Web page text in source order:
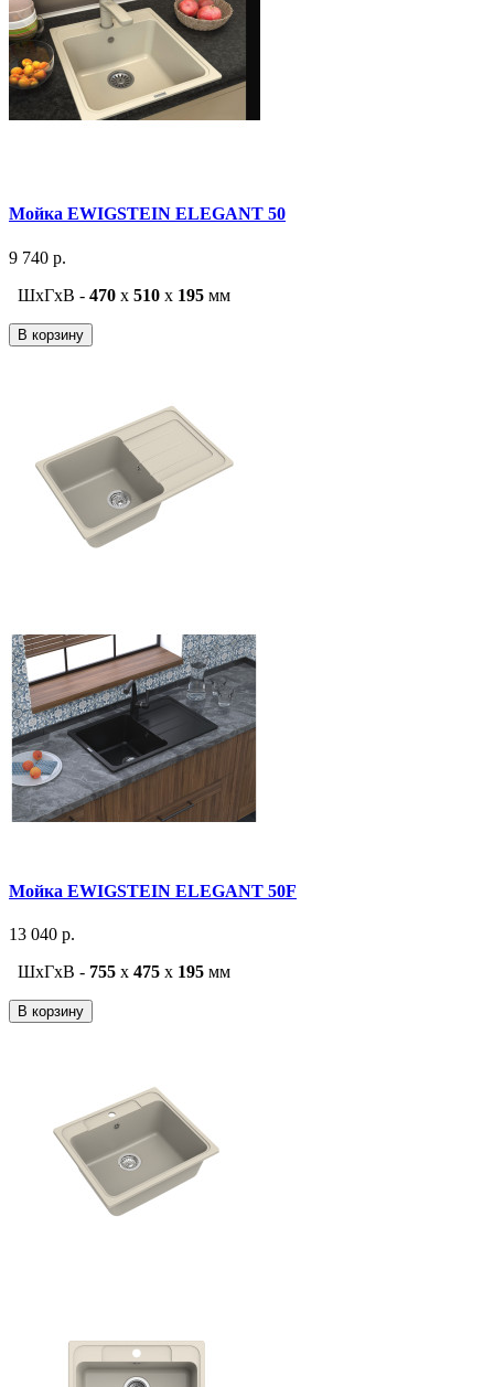
Мойка EWIGSTEIN ELEGANT 50
9 740 р.
ШxГxВ - 470 x 510 x 195 мм
В корзину
Мойка EWIGSTEIN ELEGANT 50F
13 040 р.
ШxГxВ - 755 x 475 x 195 мм
В корзину